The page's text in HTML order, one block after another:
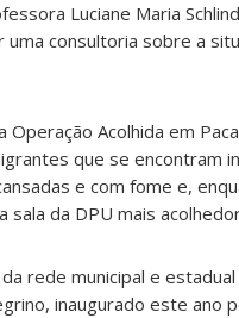
Luciane Maria
uma consultoria sobre a
Operação Acolhida em
que se encontram
e com fome e,
sala da DPU mais
rede municipal e
inaugurado este ano